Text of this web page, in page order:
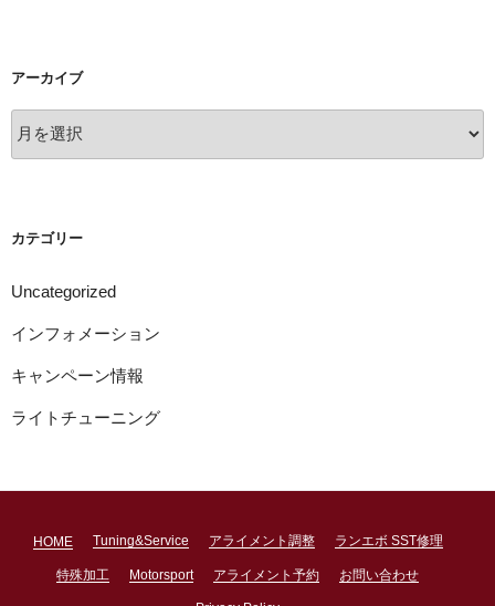
アーカイブ
ー
カテゴリー
Uncategorized
インフォメーション
キャンペーン情報
ライトチューニング
HOME Tuning&Service アライメント調整 ランエボ SST修理
特殊加工 Motorsport アライメント予約 お問い合わせ